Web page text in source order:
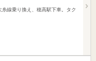
線乗り換え、穂高駅下車。タク